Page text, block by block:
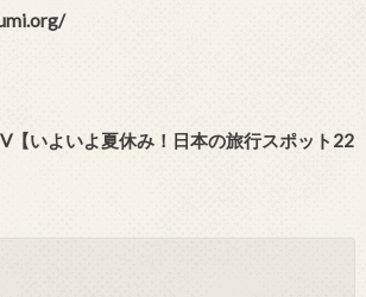
【いよいよ夏休み！日本の旅行スポット22